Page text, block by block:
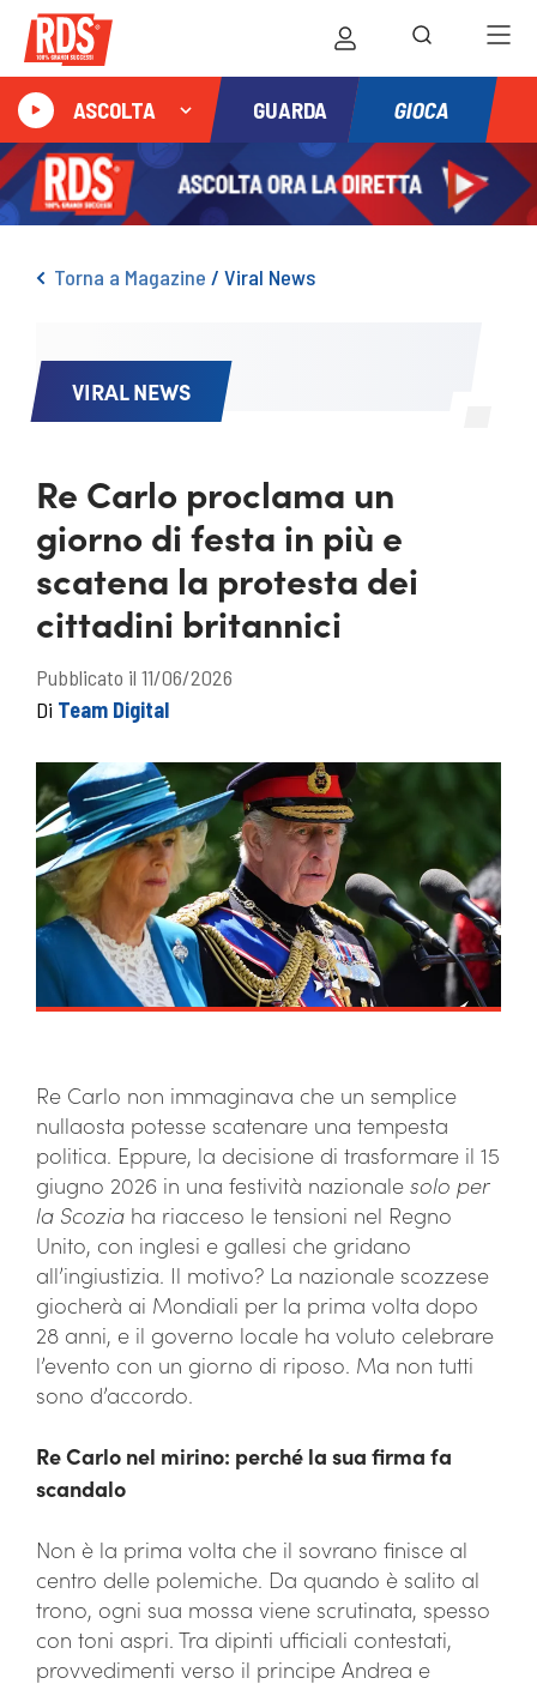
ASCOLTA GUARDA GIOCA
Torna a Magazine / Viral News
VIRAL NEWS
Re Carlo proclama un
giorno di festa in più e
scatena la protesta dei
cittadini britannici
Pubblicato il 11/06/2026
Di Team Digital
Re Carlo non immaginava che un semplice
nullaosta potesse scatenare una tempesta
politica. Eppure, la decisione di trasformare il 15
giugno 2026 in una festività nazionale solo per
la Scozia ha riacceso le tensioni nel Regno
Unito, con inglesi e gallesi che gridano
all’ingiustizia. Il motivo? La nazionale scozzese
giocherà ai Mondiali per la prima volta dopo
28 anni, e il governo locale ha voluto celebrare
l’evento con un giorno di riposo. Ma non tutti
sono d’accordo.
Re Carlo nel mirino: perché la sua firma fa
scandalo
Non è la prima volta che il sovrano finisce al
centro delle polemiche. Da quando è salito al
trono, ogni sua mossa viene scrutinata, spesso
con toni aspri. Tra dipinti ufficiali contestati,
provvedimenti verso il principe Andrea e